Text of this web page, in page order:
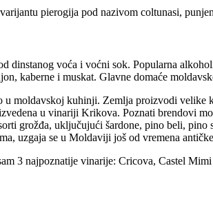
pierogija pod nazivom coltunasi,
dinstanog voća i voćni sok. Popularna
kaberne i muskat. Glavne domaće
u moldavskoj kuhinji. Zemlja proizvodi
u vinariji Krikova. Poznati brendovi
grožđa, uključujući šardone, pino beli,
uzgaja se u Moldaviji još od vremena
3 najpoznatije vinarije: Cricova, Castel